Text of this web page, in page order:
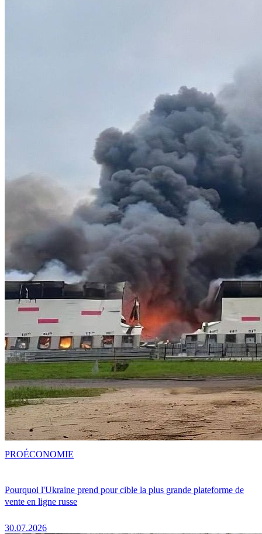
Pourquoi l'Ukraine prend pour cible la plus grande plateforme de
vente en ligne russe
30.07.2026
PROÉCONOMIE